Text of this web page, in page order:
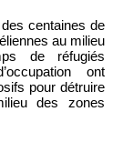
centaines de
au milieu
de réfugiés
ont
pour détruire
des zones